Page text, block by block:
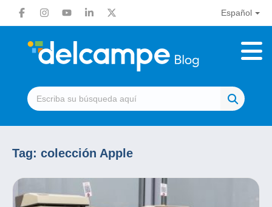
Español
Tag: colección Apple